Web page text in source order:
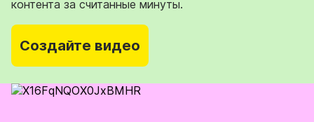
контента за считанные минуты.
Создайте видео